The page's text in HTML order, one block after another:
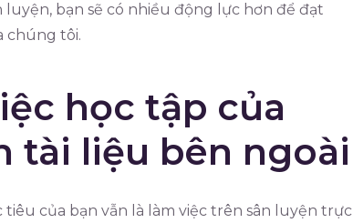
bạn sẽ có nhiều động lực hơn để đạt
chúng tôi.
học tập của
tài liệu bên ngoài
của bạn vẫn là làm việc trên sân luyện trực